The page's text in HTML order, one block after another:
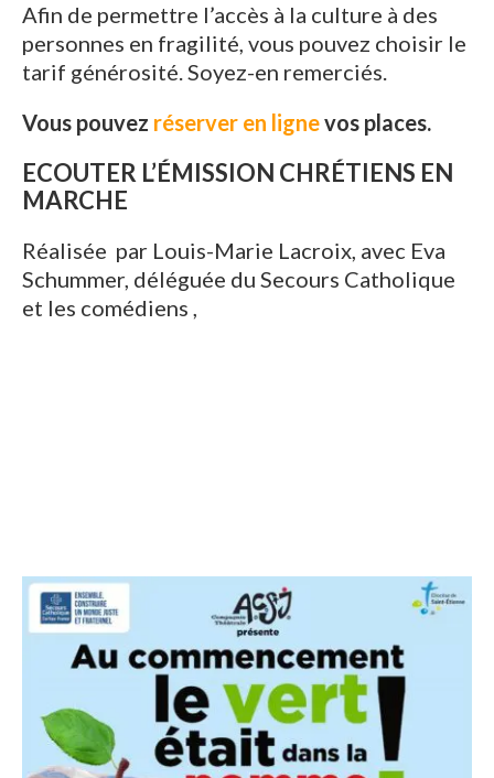
Afin de permettre l’accès à la culture à des
personnes en fragilité, vous pouvez choisir le
tarif générosité. Soyez-en remerciés.
Vous pouvez réserver en lignevos places.
ECOUTER L’ÉMISSION CHRÉTIENS EN
MARCHE
Réalisée par Louis-Marie Lacroix, avec Eva
Schummer, déléguée du Secours Catholique
et les comédiens ,